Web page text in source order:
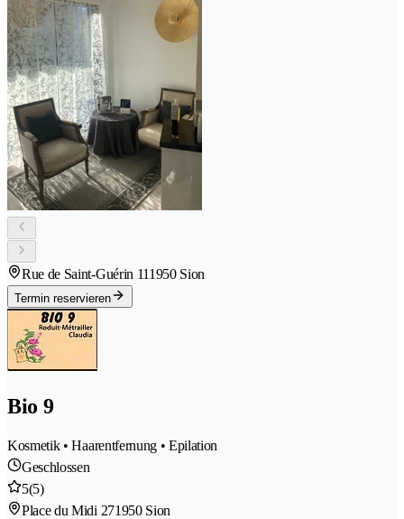
Rue de Saint-Guérin 111950 Sion
Termin reservieren
Bio 9
Kosmetik • Haarentfernung • Epilation
Geschlossen
5(5)
Place du Midi 271950 Sion